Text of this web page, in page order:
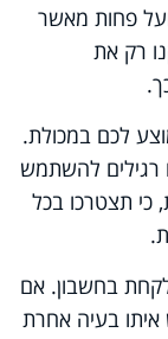
פחות מאשר
רק את
לכם במכולת.
רגילים להשתמש
כי תצטרכו בכל
בחשבון. אם
בעיה אחרת